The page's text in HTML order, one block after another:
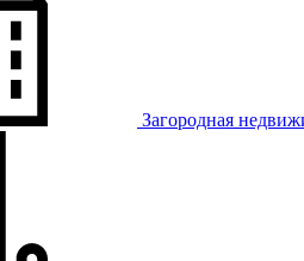
Загородная